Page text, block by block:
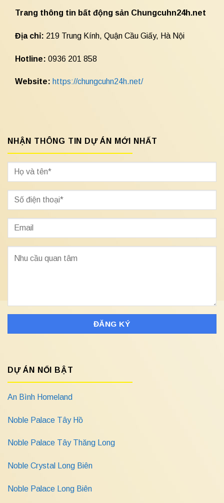
Trang thông tin bất động sản Chungcuhn24h.net
Địa chỉ: 219 Trung Kính, Quận Cầu Giấy, Hà Nội
Hotline: 0936 201 858
Website: https://chungcuhn24h.net/
NHẬN THÔNG TIN DỰ ÁN MỚI NHẤT
DỰ ÁN NỔI BẬT
An Bình Homeland
Noble Palace Tây Hồ
Noble Palace Tây Thăng Long
Noble Crystal Long Biên
Noble Palace Long Biên